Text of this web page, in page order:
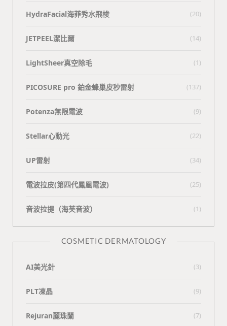
HydraFacial海菲秀水飛梭 (20)
JETPEEL潔比爾 (14)
LightSheer真空除毛 (1)
PICOSURE pro 鉑金蜂巢皮秒雷射 (137)
Potenza無限電波 (9)
Stellar心動光 (22)
UP雷射 (34)
電波拉皮(第四代鳳凰電波) (25)
⾳波拉提（海芙⾳波） (1)
COSMETIC DERMATOLOGY
AI美光針 (3)
PLT凍晶 (9)
Rejuran麗珠蘭 (7)